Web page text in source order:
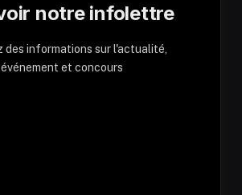
notre infolettre
des informations sur l'actualité,
événement et concours